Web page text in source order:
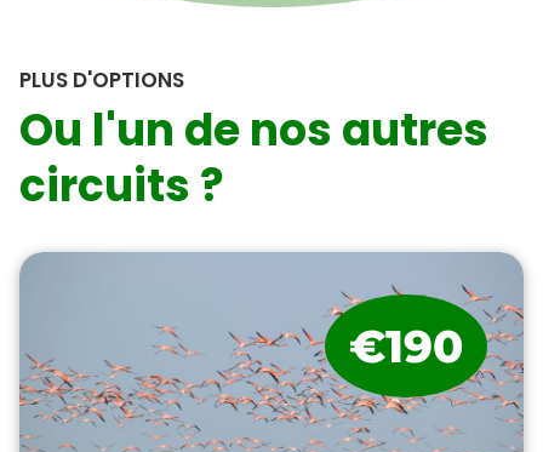
PLUS D'OPTIONS
Ou l'un de nos autres
circuits ?
€190